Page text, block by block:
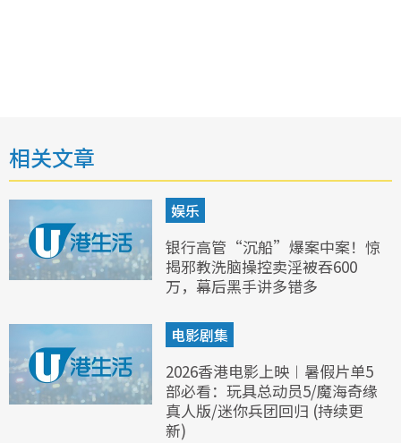
相关文章
娱乐
银行高管“沉船”爆案中案！惊
揭邪教洗脑操控卖淫被吞600
万，幕后黑手讲多错多
电影剧集
2026香港电影上映︱暑假片单5
部必看：玩具总动员5/魔海奇缘
真人版/迷你兵团回归 (持续更
新)